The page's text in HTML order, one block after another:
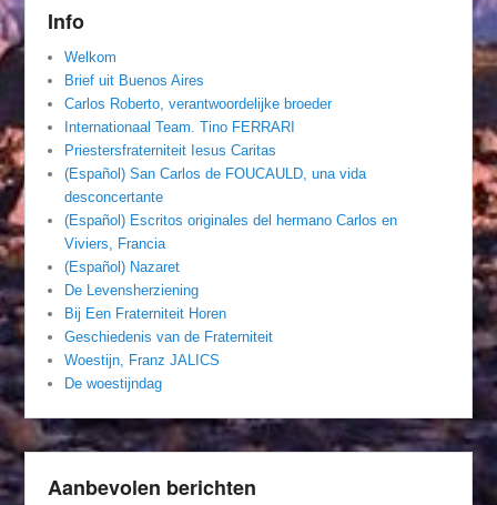
Info
Welkom
Brief uit Buenos Aires
Carlos Roberto, verantwoordelijke broeder
Internationaal Team. Tino FERRARI
Priestersfraterniteit Iesus Caritas
(Español) San Carlos de FOUCAULD, una vida
desconcertante
(Español) Escritos originales del hermano Carlos en
Viviers, Francia
(Español) Nazaret
De Levensherziening
Bij Een Fraterniteit Horen
Geschiedenis van de Fraterniteit
Woestijn, Franz JALICS
De woestijndag
Aanbevolen berichten